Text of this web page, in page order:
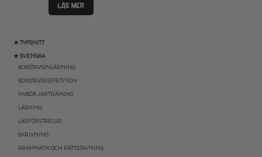
★ TYPSNITT
★ SVENSKA
BOKSTAVSINLÄRNING
BOKSTAVSREPETITION
NYBÖRJARTRÄNING
LÄSNING
LÄSFÖRSTÅELSE
SKRIVNING
GRAMMATIK OCH RÄTTSTAVNING
LÄS MER